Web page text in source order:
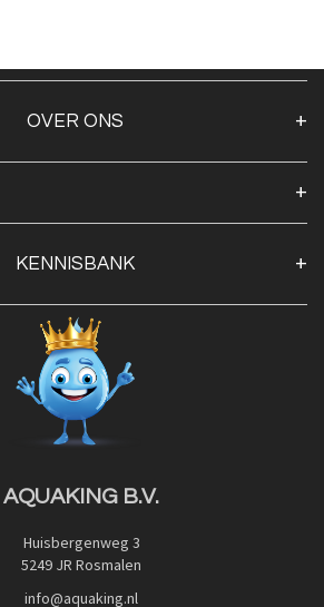
OVER ONS
Openingstijden
Contact
Privacy Policy
Veilig betalen met:
KENNISBANK
Blog
Advies
Red Label Filter Series
Nishikigoi-Ô
JPD Japan Pet Design
AQUAKING B.V.
Huisbergenweg 3
5249 JR Rosmalen
info@aquaking.nl